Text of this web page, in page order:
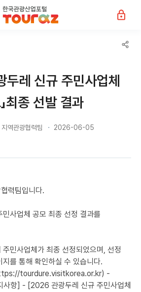
두레 신규 주민사업체
최종 선발 결과
지역관광협력팀 2026-06-05
력팀입니다.
사업체 공모 최종 선정 결과를
민사업체가 최종 선정되었으며, 선정
를 통해 확인하실 수 있습니다.
tourdure.visitkorea.or.kr) -
사항] - [2026 관광두레 신규 주민사업체